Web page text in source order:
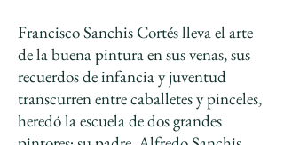
Francisco Sanchis Cortés lleva el arte
de la buena pintura en sus venas, sus
recuerdos de infancia y juventud
transcurren entre caballetes y pinceles,
heredó la escuela de dos grandes